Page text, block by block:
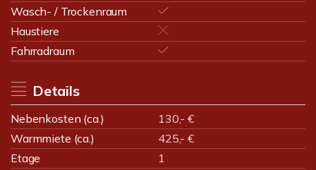
Wasch- / Trockenraum
Haustiere
Fahrradraum
Details
Nebenkosten (ca.)
130,- €
Warmmiete (ca.)
425,- €
Etage
1